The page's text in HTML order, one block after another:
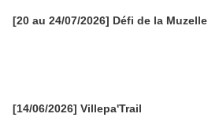
[20 au 24/07/2026] Défi de la Muzelle
[14/06/2026] Villepa'Trail